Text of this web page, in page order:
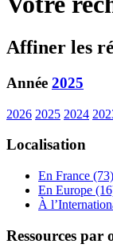
Affiner les
Année 2025
2026 2025 2024
Localisation
En France (73)
En Europe
À
Ressources par